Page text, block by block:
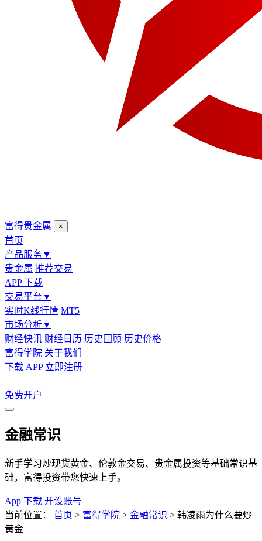
富得贵金属 ×
首页
产品服务▼
贵金属 推荐交易
APP 下载
交易平台 ▼
实时K线行情 MT5
市场分析▼
财经快讯 财经日历 历史回顾 历史价格
富得学院 关于我们
下载 APP 立即注册
免费开户
金融常识
新手学习炒现货黄金、伦敦金交易、贵金属投资等基础常识基
础，富得投资带您快速上手。
App 下载 开设账号
当前位置：
首页 > 富得学院 > 金融常识 > 韩凌雨为什么要炒
黄金